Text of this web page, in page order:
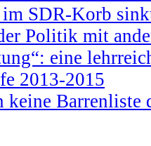
SDR-Korb
Politik mit
eine
2013-2015
Barrenliste